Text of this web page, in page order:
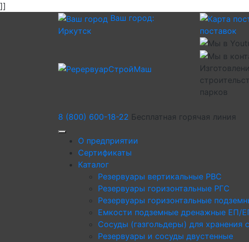
]]
Ваш город:
Иркутск
поставок
парков
8 (800) 600-18-22 Бесплатная горячая линия
О предприятии
Сертификаты
Каталог
Резервуары вертикальные РВС
Резервуары горизонтальные РГС
Резервуары горизонтальные
Емкости подземные дренажные ЕП/
Сосуды (газгольдеры) для хранения
Резервуары и сосуды двустенные